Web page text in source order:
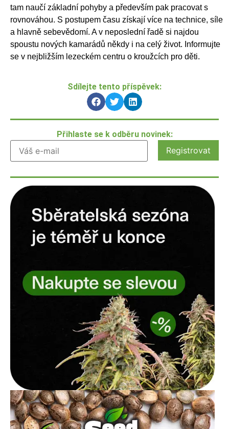
tam naučí základní pohyby a především pak pracovat s
rovnováhou. S postupem času získají více na technice, síle
a hlavně sebevědomí. A v neposlední řadě si najdou
spoustu nových kamarádů někdy i na celý život. Informujte
se v nejbližším lezeckém centru o kroužcích pro děti.
Sdílejte tento příspěvek:
Přihlaste se k odběru novinek: